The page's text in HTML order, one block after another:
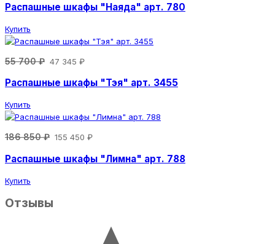
Распашные шкафы "Наяда" арт. 780
Купить
55 700 ₽ 47 345 ₽
Распашные шкафы "Тэя" арт. 3455
Купить
186 850 ₽ 155 450 ₽
Распашные шкафы "Лимна" арт. 788
Купить
Отзывы